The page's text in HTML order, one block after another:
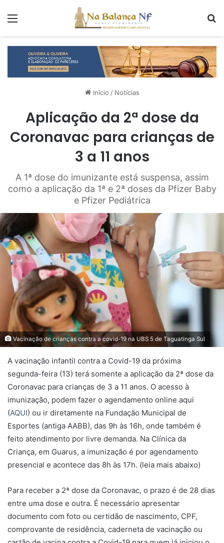
Início / Notícias
Aplicação da 2ª dose da
Coronavac para crianças de
3 a 11 anos
A 1ª dose do imunizante está suspensa, assim
como a aplicação da 1ª e 2ª doses da Pfizer Baby
e Pfizer Pediátrica
Vacinação de crianças contra a covid-19 na UBS 5 de Taguatinga Sul
A vacinação infantil contra a Covid-19 da próxima
segunda-feira (13) terá somente a aplicação da 2ª dose da
Coronavac para crianças de 3 a 11 anos. O acesso à
imunização, podem fazer o agendamento online aqui
(AQUI) ou ir diretamente na Fundação Municipal de
Esportes (antiga AABB), das 9h às 16h, onde também é
feito atendimento por livre demanda. Na Clínica da
Criança, em Guarus, a imunização é por agendamento
presencial e acontece das 8h às 17h. (leia mais abaixo)
Para receber a 2ª dose da Coronavac, o prazo é de 28 dias
entre uma dose e outra. É necessário apresentar
documento com foto ou certidão de nascimento, CPF,
comprovante de residência, caderneta de vacinação ou